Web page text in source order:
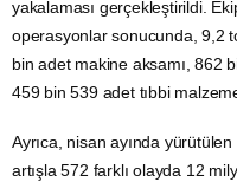
yakalaması gerçekleştirildi.
operasyonlar sonucunda, 9,2
bin adet makine aksamı, 862
459 bin 539 adet tıbbi
Ayrıca, nisan ayında
artışla 572 farklı olayda 12